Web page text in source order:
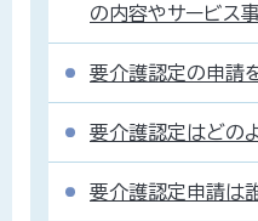
の内容やサービス
要介護認定の申請
要介護認定はどの
要介護認定申請は